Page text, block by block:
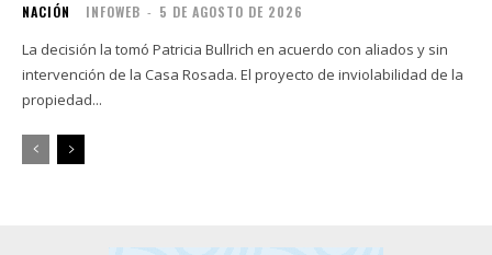
NACIÓN INFOWEB - 5 DE AGOSTO DE 2026
La decisión la tomó Patricia Bullrich en acuerdo con aliados y sin
intervención de la Casa Rosada. El proyecto de inviolabilidad de la
propiedad...